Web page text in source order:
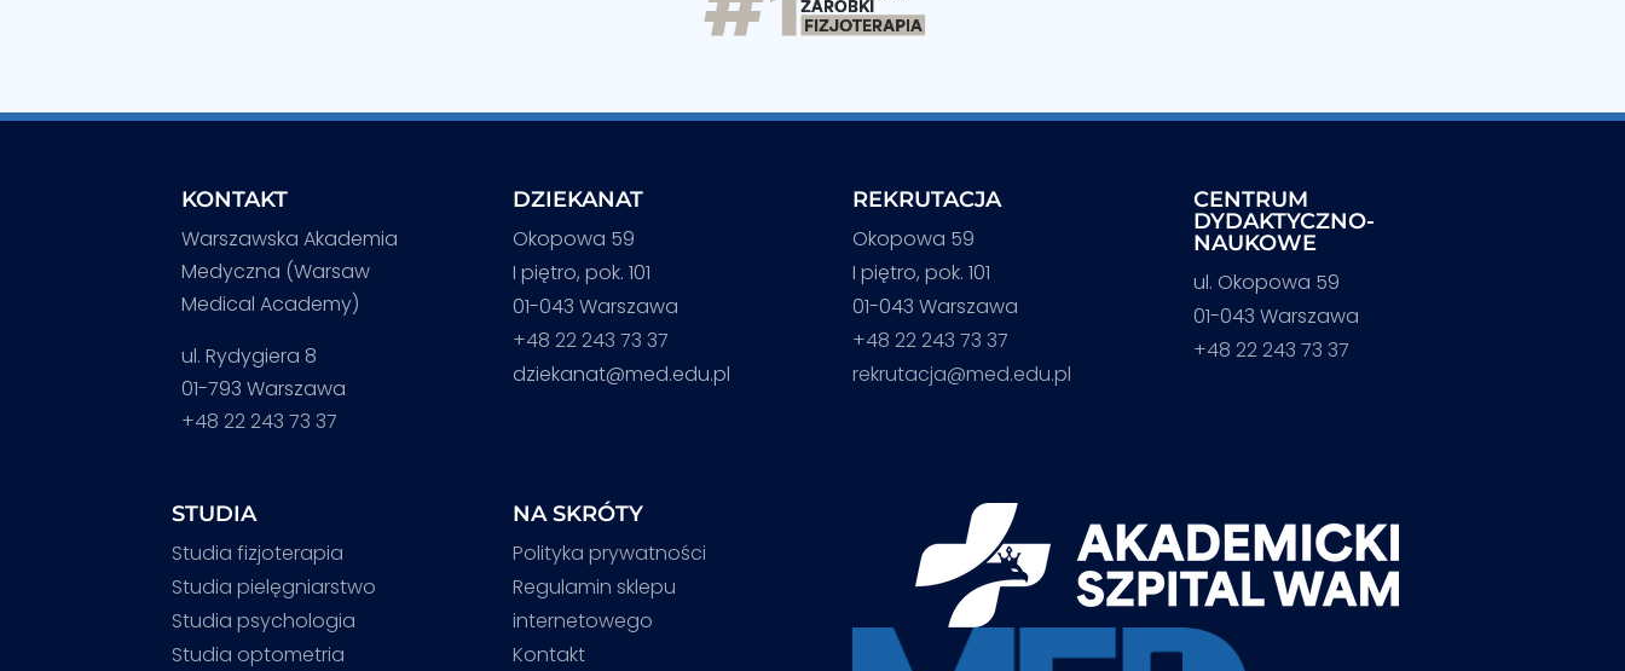
KONTAKT
Warszawska Akademia
Medyczna (Warsaw
Medical Academy)
ul. Rydygiera 8
01-793 Warszawa
+48 22 243 73 37
DZIEKANAT
Okopowa 59
I piętro, pok. 101
01-043 Warszawa
+48 22 243 73 37
dziekanat@med.edu.pl
REKRUTACJA
Okopowa 59
I piętro, pok. 101
01-043 Warszawa
+48 22 243 73 37
rekrutacja@med.edu.pl
CENTRUM
DYDAKTYCZNO-
NAUKOWE
ul. Okopowa 59
01-043 Warszawa
+48 22 243 73 37
STUDIA
Studia fizjoterapia
Studia pielęgniarstwo
Studia psychologia
Studia optometria
NA SKRÓTY
Polityka prywatności
Regulamin sklepu
internetowego
Kontakt